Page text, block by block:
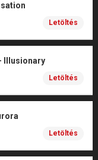
Letöltés
Illusionary
Letöltés
Letöltés